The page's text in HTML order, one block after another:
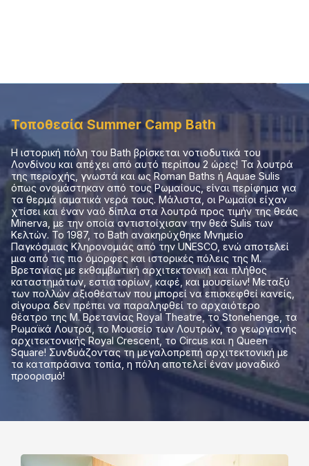
Τοποθεσία Summer Camp Bath
Η ιστορική πόλη του Bath βρίσκεται νοτιοδυτικά του
Λονδίνου και απέχει από αυτό περίπου 2 ώρες! Τα λουτρά
της περιοχής, γνωστά και ως Roman Baths ή Aquae Sulis
όπως ονομάστηκαν από τους Ρωμαίους, είναι περίφημα για
τα θερμά ιαματικά νερά τους. Μάλιστα, οι Ρωμαίοι είχαν
χτίσει και έναν ναό δίπλα στα λουτρά προς τιμήν της θεάς
Minerva, με την οποία αντιστοίχισαν την θεά Sulis των
Κελτών. Το 1987, το Bath ανακηρύχθηκε Μνημείο
Παγκόσμιας Κληρονομιάς από την UNESCO, ενώ αποτελεί
μια από τις πιο όμορφες και ιστορικές πόλεις της Μ.
Βρετανίας με εκθαμβωτική αρχιτεκτονική και πλήθος
καταστημάτων, εστιατορίων, καφέ, και μουσείων! Μεταξύ
των πολλών αξιοθέατων που μπορεί να επισκεφθεί κανείς,
σίγουρα δεν πρέπει να παραληφθεί το αρχαιότερο
θέατρο της M. Βρετανίας Royal Theatre, το Stonehenge, τα
Ρωμαϊκά Λουτρά, το Μουσείο των Λουτρών, το γεωργιανής
αρχιτεκτονικής Royal Crescent, το Circus και η Queen
Square! Συνδυάζοντας τη μεγαλοπρεπή αρχιτεκτονική με
τα καταπράσινα τοπία, η πόλη αποτελεί έναν μοναδικό
προορισμό!